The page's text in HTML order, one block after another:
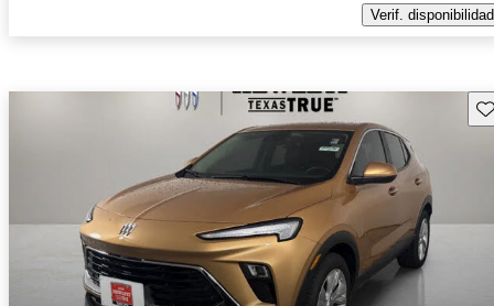
Verif. disponibilidad